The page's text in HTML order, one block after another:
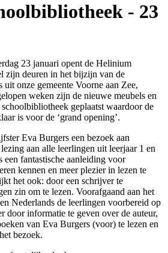
- 23
23 januari opent de Helinium
zijn deuren in het bijzijn van de
onze gemeente Voorne aan Zee,
weken zijn de nieuwe meubels en
geplaatst waardoor de
is voor de ‘grand opening’.
Eva Burgers een bezoek aan
aan alle leerlingen uit leerjaar 1 en
een fantastische aanleiding voor
kennen en meer plezier in lezen te
het ook: door een schrijver te
zin om te lezen. Voorafgaand aan het
Nederlands de leerlingen voorbereid op
door informatie te geven over de auteur,
van Eva Burgers (voor) te lezen en
bezoek.